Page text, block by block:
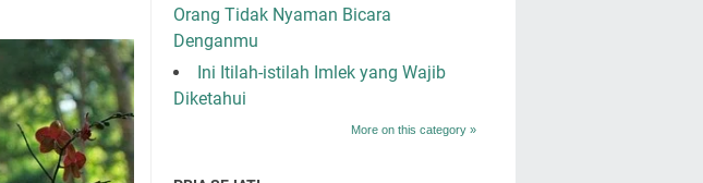
Orang Tidak Nyaman Bicara
Denganmu
Ini Itilah-istilah Imlek yang Wajib
Diketahui
More on this category »